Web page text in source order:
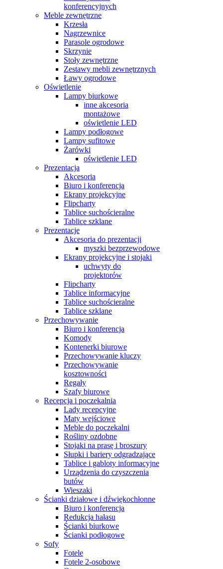
konferencyjnych
Meble zewnętrzne
Krzesła
Nagrzewnice
Parasole ogrodowe
Skrzynie
Stoły zewnętrzne
Zestawy mebli zewnętrznych
Ławy ogrodowe
Oświetlenie
Lampy biurkowe
inne akcesoria
montażowe
oświetlenie LED
Lampy podłogowe
Lampy sufitowe
Żarówki
oświetlenie LED
Prezentacja
Akcesoria
Biuro i konferencja
Ekrany projekcyjne
Flipcharty
Tablice suchościeralne
Tablice szklane
Prezentacje
Akcesoria do prezentacji
myszki bezprzewodowe
Ekrany projekcyjne i stojaki
uchwyty do
projektorów
Flipcharty
Tablice informacyjne
Tablice suchościeralne
Tablice szklane
Przechowywanie
Biuro i konferencja
Komody
Kontenerki biurowe
Przechowywanie kluczy
Przechowywanie
kosztowności
Regały
Szafy biurowe
Recepcja i poczekalnia
Lady recepcyjne
Maty wejściowe
Meble do poczekalni
Rośliny ozdobne
Stojaki na prasę i broszury
Słupki i bariery odgradzające
Tablice i gabloty informacyjne
Urządzenia do czyszczenia
butów
Wieszaki
Ścianki działowe i dźwiękochłonne
Biuro i konferencja
Redukcja hałasu
Ścianki biurkowe
Ścianki podłogowe
Sofy
Fotele
Fotele 2-osobowe